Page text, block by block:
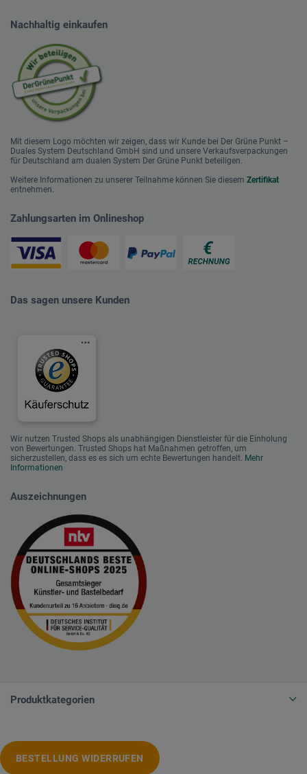
Nachhaltig einkaufen
Mit diesem Logo möchten wir zeigen, dass wir Kunde bei Der Grüne Punkt –
Duales System Deutschland GmbH sind und unsere Verkaufsverpackungen
für Deutschland am dualen System Der Grüne Punkt beteiligen.
Weitere Informationen zu unserer Teilnahme können Sie diesem Zertifikat
entnehmen.
Zahlungsarten im Onlineshop
Das sagen unsere Kunden
Wir nutzen Trusted Shops als unabhängigen Dienstleister für die Einholung
von Bewertungen. Trusted Shops hat Maßnahmen getroffen, um
sicherzustellen, dass es es sich um echte Bewertungen handelt. Mehr
Informationen
Auszeichnungen
Produktkategorien
BESTELLUNG WIDERRUFEN